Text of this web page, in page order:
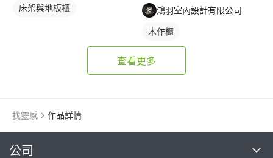
床架與地板櫃 鴻羽室內設計有限公司
木作櫃
查看更多
找靈感 作品詳情
公司繼續完成